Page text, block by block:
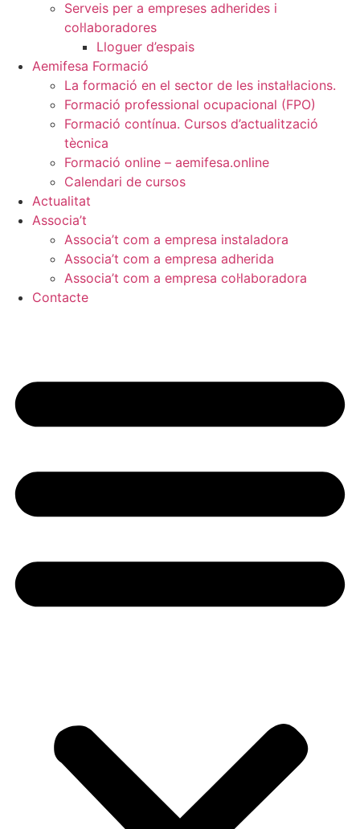
Serveis per a empreses adherides i
col·laboradores
Lloguer d’espais
Aemifesa Formació
La formació en el sector de les instal·lacions.
Formació professional ocupacional (FPO)
Formació contínua. Cursos d’actualització
tècnica
Formació online – aemifesa.online
Calendari de cursos
Actualitat
Associa’t
Associa’t com a empresa instaladora
Associa’t com a empresa adherida
Associa’t com a empresa col·laboradora
Contacte